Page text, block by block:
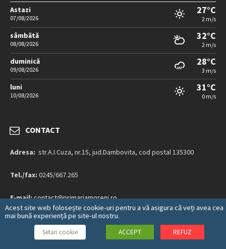
Astazi
07/08/2026
27°C
2 m/s
sâmbătă
08/08/2026
32°C
2 m/s
duminică
09/08/2026
28°C
3 m/s
luni
10/08/2026
31°C
0 m/s
CONTACT
Adresa: str.A.I.Cuza, nr.15, jud.Dambovita, cod postal 135300
Tel./fax: 0245/667.265
E-mail:contact@primariamoreni.ro
Mai multe detalii…
Acest site web folosește cookie-uri pentru a vă asigura că veți avea cea
mai bună experiență pe site-ul nostru.
Setari cookie ACCEPT REFUZ